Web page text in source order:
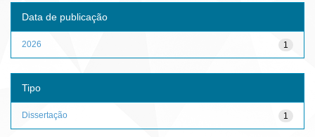
Data de publicação
1
2026
Tipo
1
Dissertação